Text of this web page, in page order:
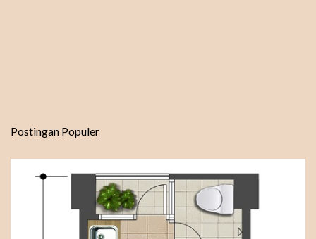
Postingan Populer